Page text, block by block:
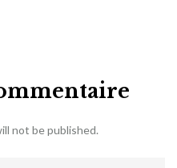
not be published.